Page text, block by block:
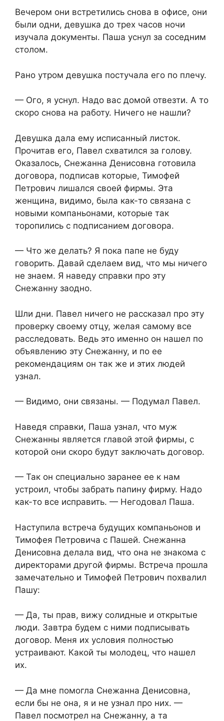
Вечером они встретились снова в офисе, они
были одни, девушка до трех часов ночи
изучала документы. Паша уснул за соседним
столом.
Рано утром девушка постучала его по плечу.
— Ого, я уснул. Надо вас домой отвезти. А то
скоро снова на работу. Ничего не нашли?
Девушка дала ему исписанный листок.
Прочитав его, Павел схватился за голову.
Оказалось, Снежанна Денисовна готовила
договора, подписав которые, Тимофей
Петрович лишался своей фирмы. Эта
женщина, видимо, была как-то связана с
новыми компаньонами, которые так
торопились с подписанием договора.
— Что же делать? Я пока папе не буду
говорить. Давай сделаем вид, что мы ничего
не знаем. Я наведу справки про эту
Снежанну заодно.
Шли дни. Павел ничего не рассказал про эту
проверку своему отцу, желая самому все
расследовать. Ведь это именно он нашел по
объявлению эту Снежанну, и по ее
рекомендациям он так же и этих людей
узнал.
— Видимо, они связаны. — Подумал Павел.
Наведя справки, Паша узнал, что муж
Снежанны является главой этой фирмы, с
которой они скоро будут заключать договор.
— Так он специально заранее ее к нам
устроил, чтобы забрать папину фирму. Надо
как-то все исправить. — Негодовал Паша.
Наступила встреча будущих компаньонов и
Тимофея Петровича с Пашей. Снежанна
Денисовна делала вид, что она не знакома с
директорами другой фирмы. Встреча прошла
замечательно и Тимофей Петрович похвалил
Пашу:
— Да, ты прав, вижу солидные и открытые
люди. Завтра будем с ними подписывать
договор. Меня их условия полностью
устраивают. Какой ты молодец, что нашел
их.
— Да мне помогла Снежанна Денисовна,
если бы не она, я и не узнал про них. —
Павел посмотрел на Снежанну, а та